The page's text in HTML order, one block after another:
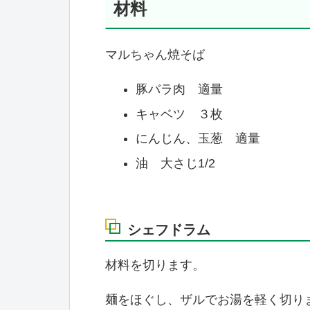
材料
マルちゃん焼そば
豚バラ肉 適量
キャベツ ３枚
にんじん、玉葱 適量
油 大さじ1/2
シェフドラム
材料を切ります。
麺をほぐし、ザルでお湯を軽く切り